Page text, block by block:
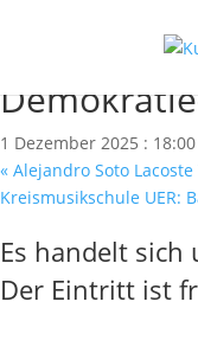
« Alle Veranstaltungen
1 Dezember 2025 : 18:00
« Alejandro Soto Lacoste
Kreismusikschule UER:
Es handelt sich
Der Eintritt ist